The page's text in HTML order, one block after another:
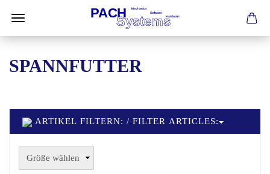
SPANNFUTTER
ARTIKEL FILTERN: / FILTER ARTICLES: